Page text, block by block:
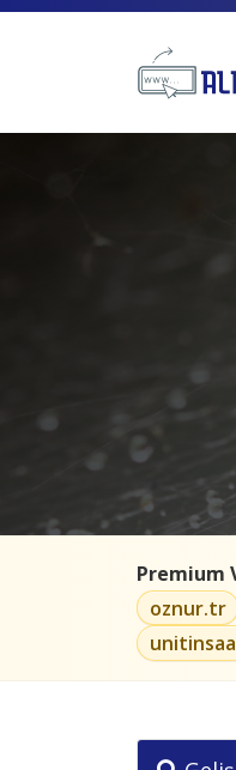
Premium
oznur.tr